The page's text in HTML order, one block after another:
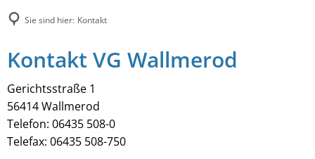
Sie sind hier: Kontakt
Kontakt VG Wallmerod
Gerichtsstraße 1
56414 Wallmerod
Telefon: 06435 508-0
Telefax: 06435 508-750